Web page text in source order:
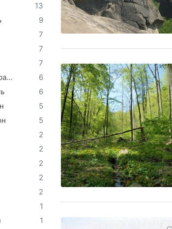
13
9
7
7
7
Івано-Франківський район
6
6
5
5
2
2
2
2
2
1
1